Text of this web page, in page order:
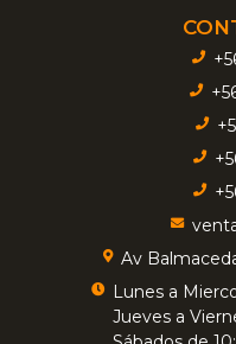
Av
Lunes a
Jueves a